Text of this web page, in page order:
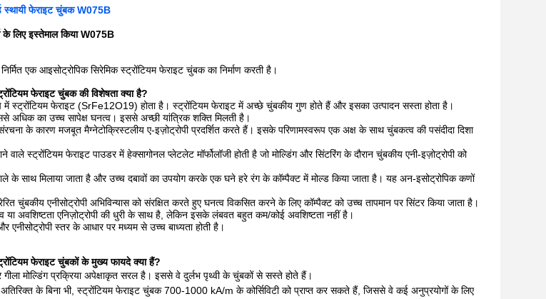
स्थायी फेराइट चुंबक W075B
के लिए इस्तेमाल किया W075B
एक आइसोट्रोपिक सिरेमिक स्ट्रोंटियम फेराइट चुंबक का निर्माण करती है।
फेराइट चुंबक की विशेषता क्या है?
स्ट्रोंटियम फेराइट (SrFe12O19) होता है। स्ट्रोंटियम फेराइट में अच्छे चुंबकीय गुण होते हैं और इसका उत्पादन सस्ता होता है।
अधिक का उच्च सापेक्ष घनत्व। इससे अच्छी यांत्रिक शक्ति मिलती है।
के कारण मजबूत मैग्नेटोक्रिस्टलीय ए-इज़ोट्रोपी प्रदर्शित करते हैं। इसके परिणामस्वरूप एक अक्ष के साथ चुंबकत्व की पसंदीदा दिशा
स्ट्रोंटियम फेराइट पाउडर में हेक्सागोनल प्लेटलेट मॉर्फोलॉजी होती है जो मोल्डिंग और सिंटरिंग के दौरान चुंबकीय एनी-इज़ोट्रोपी को
के साथ मिलाया जाता है और उच्च दबावों का उपयोग करके एक घने हरे रंग के कॉम्पैक्ट में मोल्ड किया जाता है। यह अन-इसोट्रोपिक कणों
चुंबकीय एनीसोट्रोपी अभिविन्यास को संरक्षित करते हुए घनत्व विकसित करने के लिए कॉम्पैक्ट को उच्च तापमान पर सिंटर किया जाता है।
अवशिष्टता एनिज़ोट्रोपी की धुरी के साथ है, लेकिन इसके लंबवत बहुत कम/कोई अवशिष्टता नहीं है।
एनीसोट्रोपी स्तर के आधार पर मध्यम से उच्च बाध्यता होती है।
स्ट्रोंटियम फेराइट चुंबकों के मुख्य फायदे क्या हैं?
मोल्डिंग प्रक्रिया अपेक्षाकृत सरल है। इससे वे दुर्लभ पृथ्वी के चुंबकों से सस्ते होते हैं।
के बिना भी, स्ट्रोंटियम फेराइट चुंबक 700-1000 kA/m के कोर्सिविटी को प्राप्त कर सकते हैं, जिससे वे कई अनुप्रयोगों के लिए